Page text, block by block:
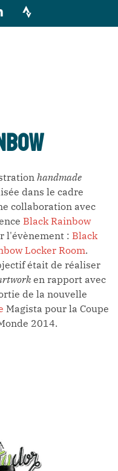
handmade
dans le cadre
collaboration avec
Black Rainbow
l'évènement : Black
Locker Room.
était de réaliser
en rapport avec
de la nouvelle
Magista pour la Coupe
2014.